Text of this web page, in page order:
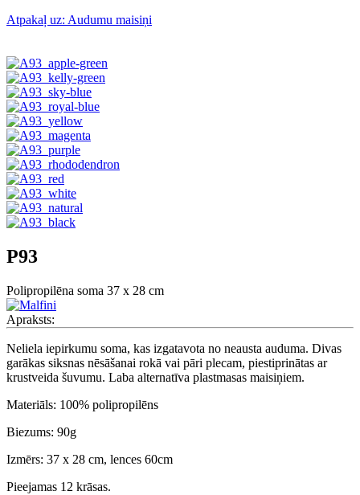
Atpakaļ uz: Audumu maisiņi
P93
Polipropilēna soma 37 x 28 cm
Apraksts:
Neliela iepirkumu soma, kas izgatavota no neausta auduma. Divas
garākas siksnas nēsāšanai rokā vai pāri plecam, piestiprinātas ar
krustveida šuvumu. Laba alternatīva plastmasas maisiņiem.
Materiāls: 100% polipropilēns
Biezums: 90g
Izmērs: 37 x 28 cm, lences 60cm
Pieejamas 12 krāsas.